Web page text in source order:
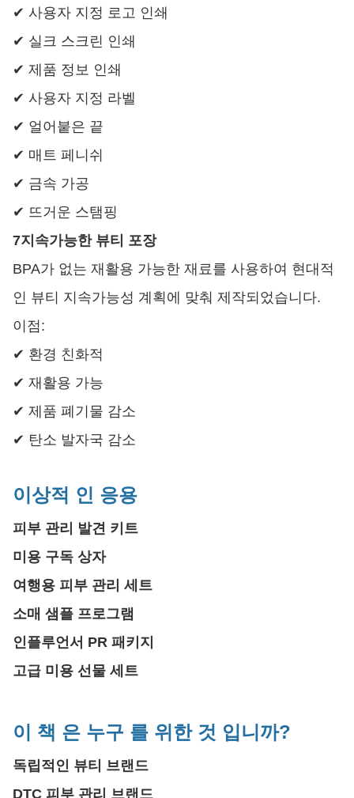
✔ 사용자 지정 로고 인쇄
✔ 실크 스크린 인쇄
✔ 제품 정보 인쇄
✔ 사용자 지정 라벨
✔ 얼어붙은 끝
✔ 매트 페니쉬
✔ 금속 가공
✔ 뜨거운 스탬핑
7지속가능한 뷰티 포장
BPA가 없는 재활용 가능한 재료를 사용하여 현대적
인 뷰티 지속가능성 계획에 맞춰 제작되었습니다.
이점:
✔ 환경 친화적
✔ 재활용 가능
✔ 제품 폐기물 감소
✔ 탄소 발자국 감소
이상적 인 응용
피부 관리 발견 키트
미용 구독 상자
여행용 피부 관리 세트
소매 샘플 프로그램
인플루언서 PR 패키지
고급 미용 선물 세트
이 책 은 누구 를 위한 것 입니까?
독립적인 뷰티 브랜드
DTC 피부 관리 브랜드